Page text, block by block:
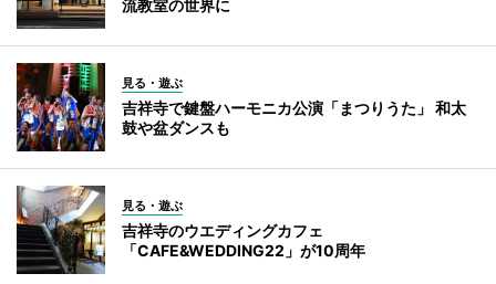
流教室の世界に
見る・遊ぶ
吉祥寺で鍵盤ハーモニカ公演「まつりうた」 和太
鼓や盆ダンスも
見る・遊ぶ
吉祥寺のウエディングカフェ
「CAFE&WEDDING22」が10周年